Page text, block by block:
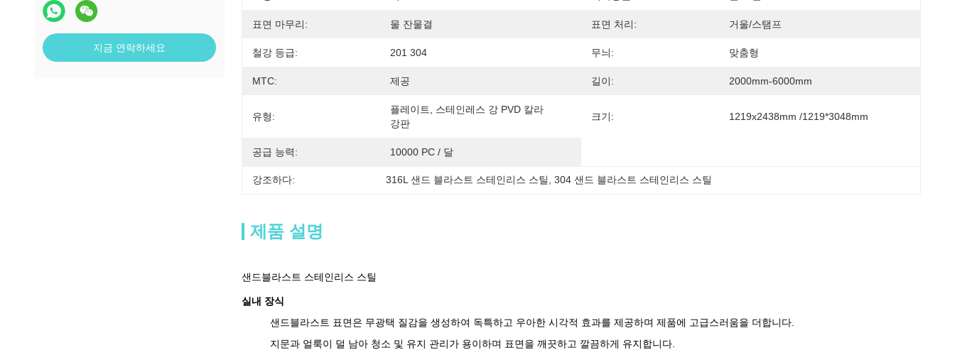
지금 연락하세요
표면 마무리: 물 잔물결 표면 처리: 거울/스탬프
철강 등급: 201 304 무늬: 맞춤형
MTC: 제공 길이: 2000mm-6000mm
유형:
플레이트, 스테인레스 강 PVD 칼라
강판
크기: 1219x2438mm /1219*3048mm
공급 능력: 10000 PC / 달
강조하다: 316L 샌드 블라스트 스테인리스 스틸 , 304 샌드 블라스트 스테인리스 스틸
제품 설명
샌드블라스트 스테인리스 스틸
실내 장식
샌드블라스트 표면은 무광택 질감을 생성하여 독특하고 우아한 시각적 효과를 제공하며 제품에 고급스러움을 더합니다.
지문과 얼룩이 덜 남아 청소 및 유지 관리가 용이하며 표면을 깨끗하고 깔끔하게 유지합니다.